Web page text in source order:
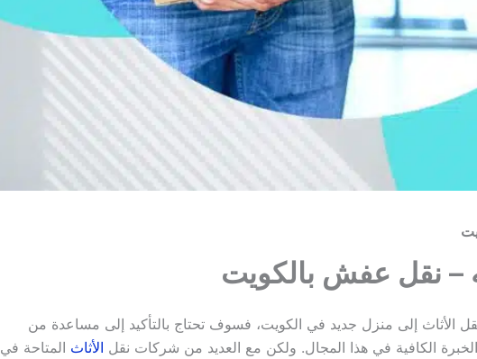
– نقل عفش بالكويت
الأثاث إلى منزل جديد في الكويت، فسوف تحتاج بالتأكيد إلى مساعدة من
الكافية في هذا المجال. ولكن مع العديد من شركات نقل الأثاث المتاحة في